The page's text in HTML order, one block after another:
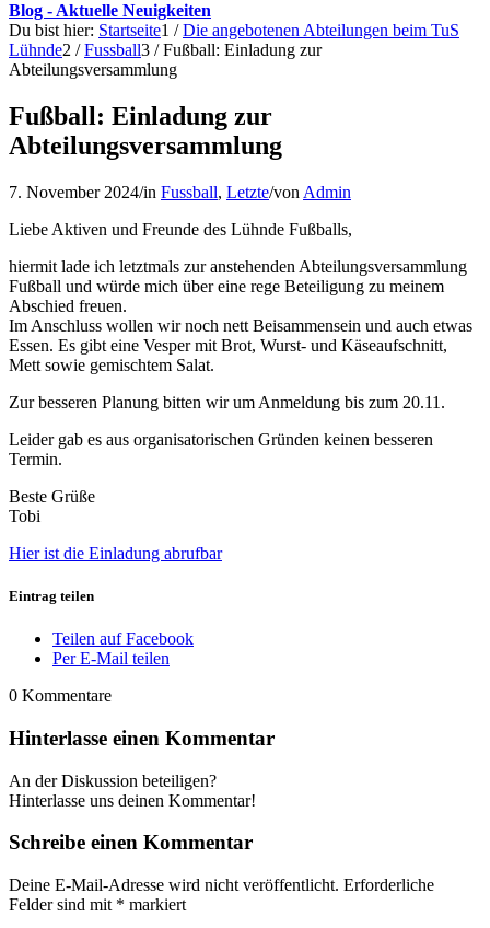
Blog - Aktuelle Neuigkeiten
Du bist hier: Startseite1 / Die angebotenen Abteilungen beim TuS
Lühnde2 / Fussball3 / Fußball: Einladung zur
Abteilungsversammlung
Fußball: Einladung zur
Abteilungsversammlung
7. November 2024/in Fussball, Letzte/von Admin
Liebe Aktiven und Freunde des Lühnde Fußballs,
hiermit lade ich letztmals zur anstehenden Abteilungsversammlung
Fußball und würde mich über eine rege Beteiligung zu meinem
Abschied freuen.
Im Anschluss wollen wir noch nett Beisammensein und auch etwas
Essen. Es gibt eine Vesper mit Brot, Wurst- und Käseaufschnitt,
Mett sowie gemischtem Salat.
Zur besseren Planung bitten wir um Anmeldung bis zum 20.11.
Leider gab es aus organisatorischen Gründen keinen besseren
Termin.
Beste Grüße
Tobi
Hier ist die Einladung abrufbar
Eintrag teilen
Teilen auf Facebook
Per E-Mail teilen
0 Kommentare
Hinterlasse einen Kommentar
An der Diskussion beteiligen?
Hinterlasse uns deinen Kommentar!
Schreibe einen Kommentar
Deine E-Mail-Adresse wird nicht veröffentlicht. Erforderliche
Felder sind mit * markiert